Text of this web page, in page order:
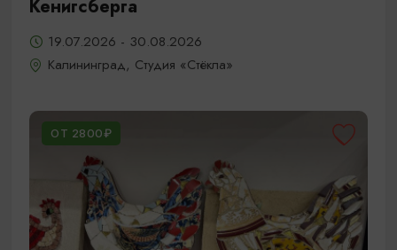
Кенигсберга
19.07.2026 - 30.08.2026
Калининград, Студия «Стёкла»
ОТ 2800₽